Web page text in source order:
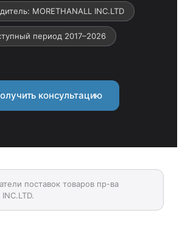
MORETHANALL INC.LTD
период 2017–2026
консультацию
поставок товаров пр-ва